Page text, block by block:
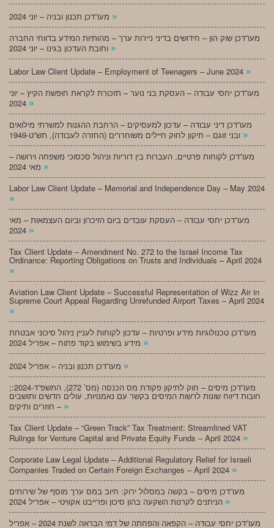
»
מעו”דכן שוק הון – חידושים בדיני ניירות ערך – מהותיות המידע בדווחי החברה
»
Labor Law Client Update – Employment of Teenagers – June 2024 »
מעו”דכן יחסי עבודה – העסקת בני נוער – תזכורת לקראת חופשת הקיץ – יוני
»
מעו”דכן דיני עבודה – עדכון למעסיקים – הרחבת ההגנות למשרתי מילואים
»
מעו”דכן לקוחות פרטיים, העברות בין דוריות וניהול סכסוכי משפחה וירושה –
»
Labor Law Client Update – Memorial and Independence Day – May 2024
»
מעו”דכן יחסי עבודה – העסקת עובדים ביום הזיכרון וביום העצמאות – מאי
»
Tax Client Update – Amendment No. 272 to the Israel Income Tax
Ordinance: Reporting Obligations on Trusts and Individuals – April 2024
»
Aviation Law Client Update – Successful Representation of Wizz Air in
Supreme Court Appeal Regarding Unrefunded Airport Taxes – April 2024
»
מעו”דכן טכנולוגיות מידע ופרטיות – עדכון לקוחות לעניין ניהול סיכוני אבטחת
»
»
;מעו”דכן מיסים – חוק לתיקון פקודת מס הכנסה (מס’ 272), התשפ”ד-2024:
חובות דיווח שונות לרשות המיסים בקשר עם נאמנויות, עולים חדשים ותושבים
חוזרים ותיקים – »
Tax Client Update – “Green Track” Tax Treatment: Streamlined VAT
Rulings for Venture Capital and Private Equity Funds – April 2024 »
Corporate Law Legal Update – Additional Regulatory Relief for Israeli
Companies Traded on Certain Foreign Exchanges – April 2024 »
מעו”דכן מיסים – בקשה במסלול ירוק: חיוב במס ערך מוסף של שירותים
»
מעו”דכן יחסי עבודה – הקפאה והפחתה של דמי הבראה לשנת 2024 – אפריל